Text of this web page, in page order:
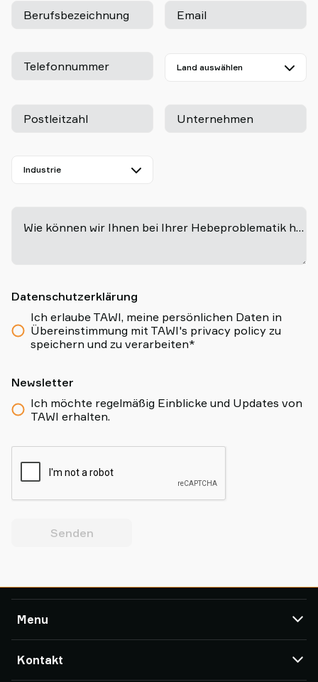
Berufsbezeichnung Email
Telefonnummer
Postleitzahl Unternehmen
Wie können wir Ihnen bei Ihrer Hebeproblematik helfen?
-
Datenschutzerklärung
Ich erlaube TAWI, meine persönlichen Daten in
Übereinstimmung mit TAWI's privacy policy zu
speichern und zu verarbeiten*
Newsletter
Ich möchte regelmäßig Einblicke und Updates von
TAWI erhalten.
Senden
Menu
Service & Kundendienst
Kontakt